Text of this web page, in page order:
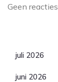
Geen
juli 2026
juni 2026